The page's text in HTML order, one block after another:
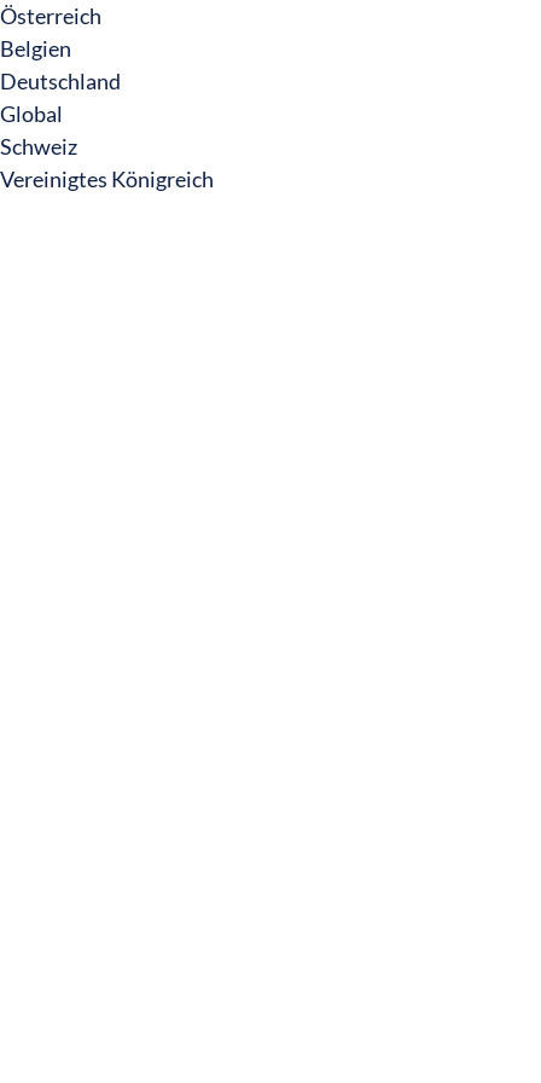
Österreich
Belgien
Deutschland
Global
Schweiz
Vereinigtes Königreich